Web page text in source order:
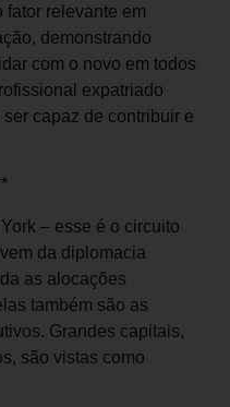
relevante em
demonstrando
com o novo em todos
expatriado
capaz de contribuir e
– esse é o circuito
da diplomacia
as alocações
também são as
Grandes capitais,
são vistas como